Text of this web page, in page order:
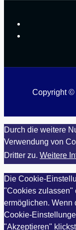
Copyright ©
Durch die weitere
Verwendung von
Dritter zu. Weitere
Die Cookie-
"Cookies zulassen"
ermöglichen. Wenn
Cookie-
"Akzeptieren"